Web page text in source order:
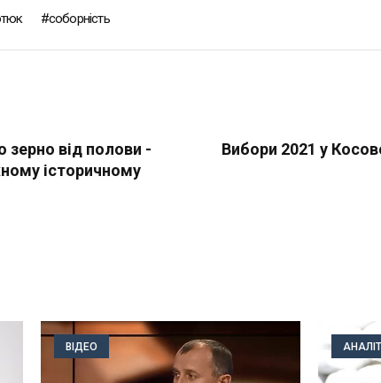
соборність
зерно від полови -
історичному
Вибори 2021 у
ВІДЕО